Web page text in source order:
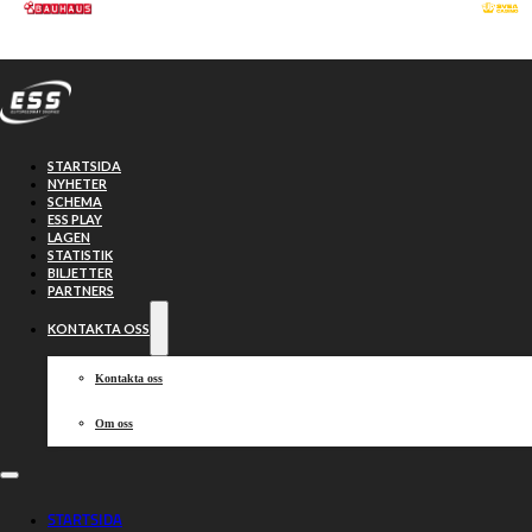
Hoppa till huvudinnehåll
STARTSIDA
NYHETER
SCHEMA
ESS PLAY
LAGEN
STATISTIK
BILJETTER
PARTNERS
KONTAKTA OSS
Kontakta oss
Om oss
STARTSIDA
Truppkollen: